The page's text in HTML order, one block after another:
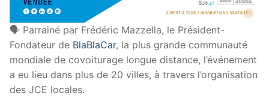
🗣 Parrainé par Frédéric Mazzella, le Président-
Fondateur de BlaBlaCar, la plus grande communauté
mondiale de covoiturage longue distance, l’événement
a eu lieu dans plus de 20 villes, à travers l’organisation
des JCE locales.